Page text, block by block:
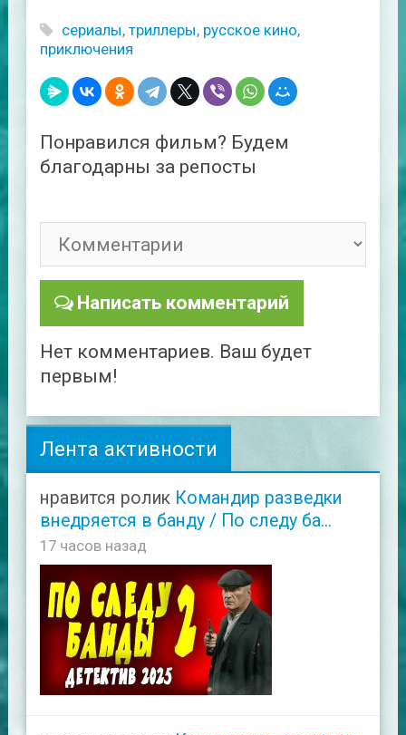
сериалы, триллеры, русское кино,
приключения
Понравился фильм? Будем
благодарны за репосты
Написать комментарий
Нет комментариев. Ваш будет
первым!
Лента активности
нравится ролик Командир разведки
внедряется в банду / По следу ба...
17 часов назад